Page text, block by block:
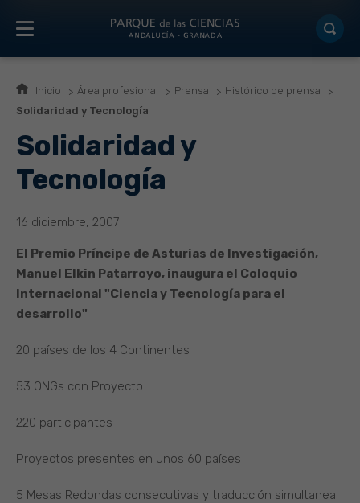
Inicio Área profesional Prensa
Histórico de prensa
Solidaridad y Tecnología
Solidaridad y
Tecnología
16 diciembre, 2007
El Premio Príncipe de Asturias de Investigación,
Manuel Elkin Patarroyo, inaugura el Coloquio
Internacional "Ciencia y Tecnología para el
desarrollo"
20 países de los 4 Continentes
53 ONGs con Proyecto
220 participantes
Proyectos presentes en unos 60 países
5 Mesas Redondas consecutivas y traducción simultanea